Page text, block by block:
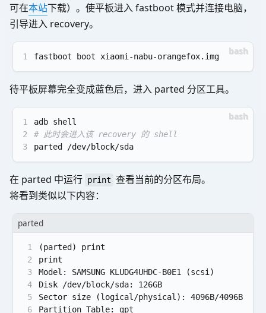
可在本站下载）。使平板进入 fastboot 模式并连接电脑，
引导进入 recovery。
1 fastboot boot xiaomi-nabu-orangefox.img
待平板屏幕完全变成蓝色后，进入 parted 分区工具。
1
2
3
adb shell
# 此时会进入该 recovery 的 shell
parted /dev/block/sda
在 parted 中运行 print 查看当前的分区布局。
将看到类似以下内容：
parted
1
2
3
4
5
6
(parted) print
print
Model: SAMSUNG KLUDG4UHDC-B0E1 (scsi)
Disk /dev/block/sda: 126GB
Sector size (logical/physical): 4096B/4096B
Partition Table: gpt